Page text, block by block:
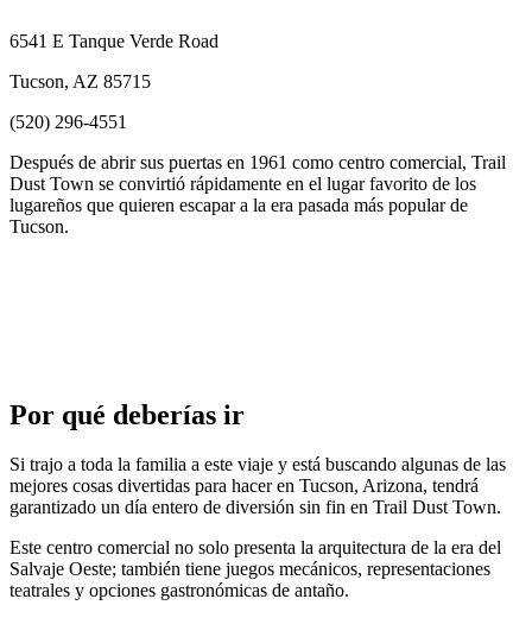
6541 E Tanque Verde Road
Tucson, AZ 85715
(520) 296-4551
Después de abrir sus puertas en 1961 como centro comercial, Trail
Dust Town se convirtió rápidamente en el lugar favorito de los
lugareños que quieren escapar a la era pasada más popular de
Tucson.
Por qué deberías ir
Si trajo a toda la familia a este viaje y está buscando algunas de las
mejores cosas divertidas para hacer en Tucson, Arizona, tendrá
garantizado un día entero de diversión sin fin en Trail Dust Town.
Este centro comercial no solo presenta la arquitectura de la era del
Salvaje Oeste; también tiene juegos mecánicos, representaciones
teatrales y opciones gastronómicas de antaño.